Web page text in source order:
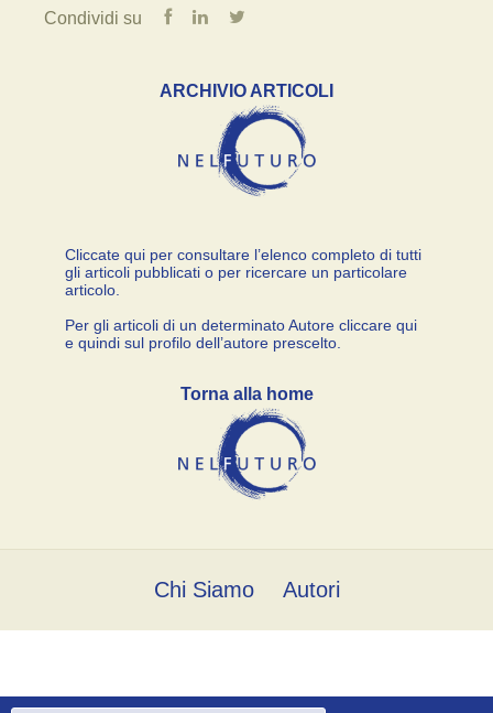
Condividi su
ARCHIVIO ARTICOLI
Cliccate qui per consultare l’elenco completo di tutti
gli articoli pubblicati o per ricercare un particolare
articolo.
Per gli articoli di un determinato Autore cliccare qui
e quindi sul profilo dell’autore prescelto.
Torna alla home
Chi Siamo Autori